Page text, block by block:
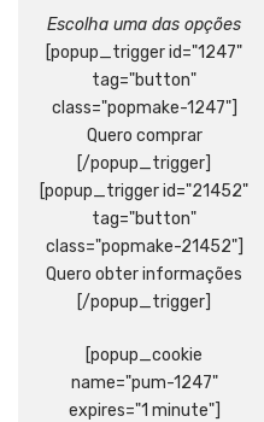
Escolha uma das opções
[popup_trigger id="1247"
tag="button"
class="popmake-1247"]
Quero comprar
[/popup_trigger]
[popup_trigger id="21452"
tag="button"
class="popmake-21452"]
Quero obter informações
[/popup_trigger]
[popup_cookie
name="pum-1247"
expires="1 minute"]